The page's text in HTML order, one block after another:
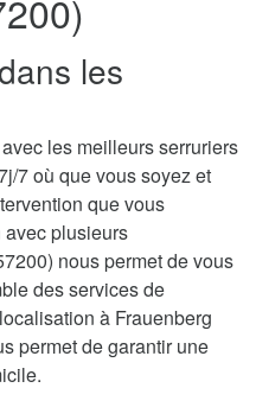
les
les meilleurs serruriers
7 où que vous soyez et
que vous
plusieurs
nous permet de vous
des services de
à Frauenberg
permet de garantir une